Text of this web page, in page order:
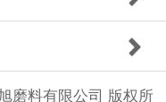
磨料有限公司 版权所